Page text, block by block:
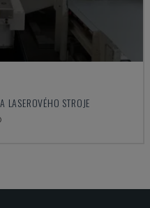
STROJE